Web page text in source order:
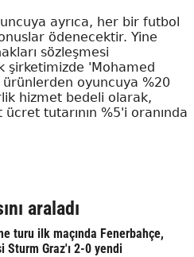
ayrıca, her bir futbol
ödenecektir. Yine
sözleşmesi
şirketimizde 'Mohamed
ürünlerden oyuncuya %20
hizmet bedeli olarak,
tutarının %5'i oranında
araladı
turu ilk maçında Fenerbahçe,
Sturm Graz'ı 2-0 yendi